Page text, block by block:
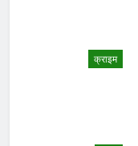
क्राइम